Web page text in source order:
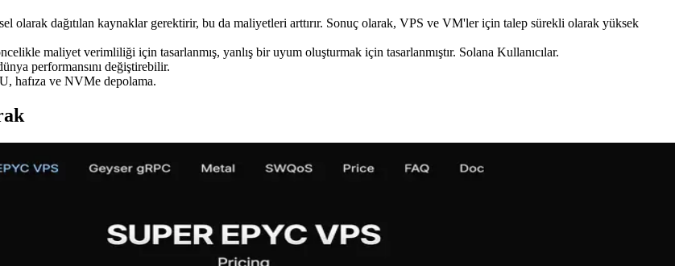
olarak dağıtılan kaynaklar gerektirir, bu da maliyetleri arttırır. Sonuç olarak, VPS ve VM'ler için talep sürekli olarak yüksek
maliyet verimliliği için tasarlanmış, yanlış bir uyum oluşturmak için tasarlanmıştır. Solana Kullanıcılar.
performansını değiştirebilir.
hafıza ve NVMe depolama.